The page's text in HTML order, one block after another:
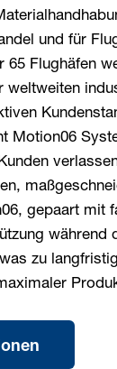
und für
65 Flughäfen
weltweiten
Motion06
gepaart mit
während
zu